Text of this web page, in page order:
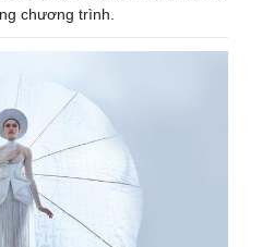
chương trình.